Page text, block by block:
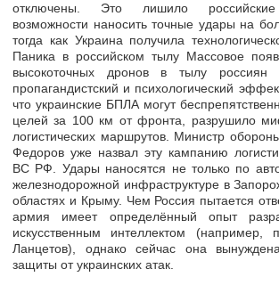
отключены. Это лишило российские
возможности наносить точные удары на
тогда как Украина получила
Паника в российском тылу Массовое
высокоточных дронов в тылу россиян
пропагандистский и психологический
что украинские БПЛА могут
целей за 100 км от фронта, разрушило
логистических маршрутов. Министр
Федоров уже назвал эту кампанию
ВС РФ. Удары наносятся не только по
железнодорожной инфраструктуре в
областях и Крыму. Чем Россия пытается
армия имеет определённый опыт
искусственным интеллектом (например,
Ланцетов), однако сейчас она
защиты от украинских атак.